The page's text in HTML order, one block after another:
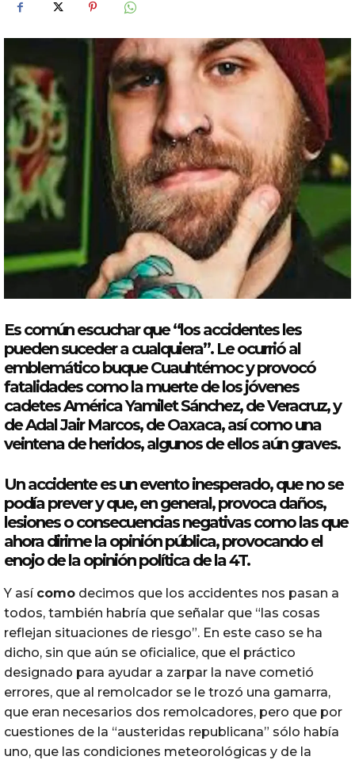
Es común escuchar que “los accidentes les
pueden suceder a cualquiera”. Le ocurrió al
emblemático buque Cuauhtémoc y provocó
fatalidadescomola muerte de los jóvenes
cadetes América Yamilet Sánchez, de Veracruz, y
de Adal Jair Marcos, de Oaxaca, asícomouna
veintena de heridos, algunos de ellos aún graves.
Un accidente es un evento inesperado, que no se
podía prever y que, en general, provoca daños,
lesiones o consecuencias negativascomolas que
ahora dirime la opinión pública, provocando el
enojo de la opinión política de la 4T.
Y así como decimos que los accidentes nos pasan a
todos, también habría que señalar que “las cosas
reflejan situaciones de riesgo”. En este caso se ha
dicho, sin que aún se oficialice, que el práctico
designado para ayudar a zarpar la nave cometió
errores, que al remolcador se le trozó una gamarra,
que eran necesarios dos remolcadores, pero que por
cuestiones de la “austeridas republicana” sólo había
uno, que las condiciones meteorológicas y de la